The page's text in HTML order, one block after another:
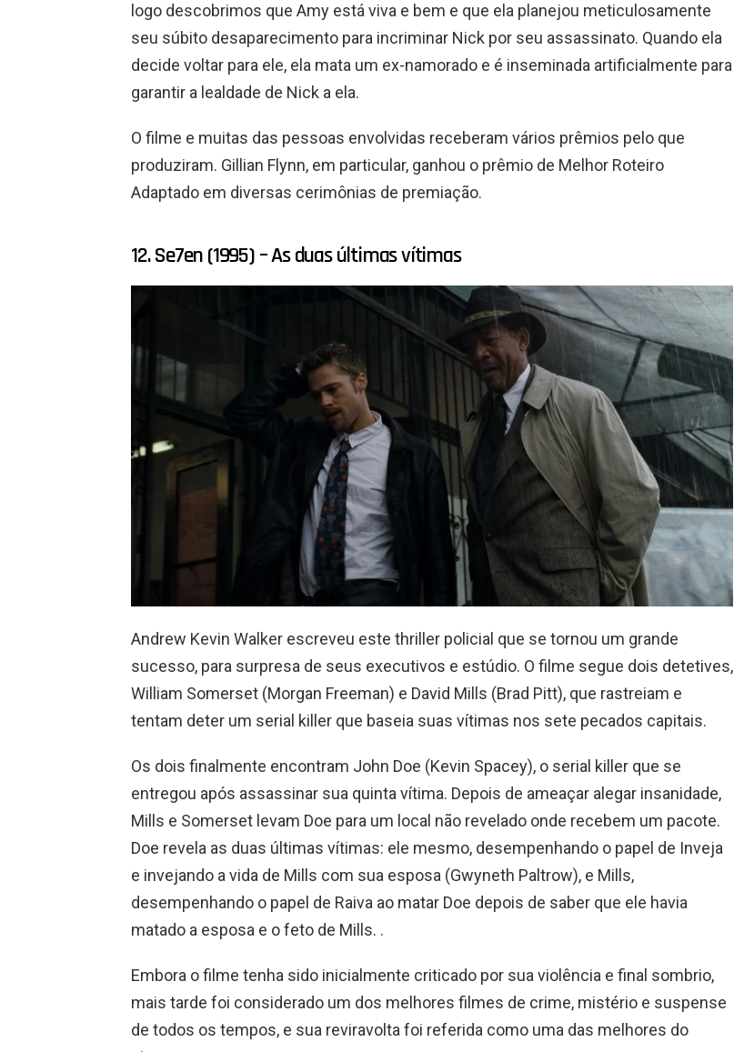
logo descobrimos que Amy está viva e bem e que ela planejou meticulosamente
seu súbito desaparecimento para incriminar Nick por seu assassinato. Quando ela
decide voltar para ele, ela mata um ex-namorado e é inseminada artificialmente para
garantir a lealdade de Nick a ela.
O filme e muitas das pessoas envolvidas receberam vários prêmios pelo que
produziram. Gillian Flynn, em particular, ganhou o prêmio de Melhor Roteiro
Adaptado em diversas cerimônias de premiação.
12. Se7en (1995) – As duas últimas vítimas
Andrew Kevin Walker escreveu este thriller policial que se tornou um grande
sucesso, para surpresa de seus executivos e estúdio. O filme segue dois detetives,
William Somerset (Morgan Freeman) e David Mills (Brad Pitt), que rastreiam e
tentam deter um serial killer que baseia suas vítimas nos sete pecados capitais.
Os dois finalmente encontram John Doe (Kevin Spacey), o serial killer que se
entregou após assassinar sua quinta vítima. Depois de ameaçar alegar insanidade,
Mills e Somerset levam Doe para um local não revelado onde recebem um pacote.
Doe revela as duas últimas vítimas: ele mesmo, desempenhando o papel de Inveja
e invejando a vida de Mills com sua esposa (Gwyneth Paltrow), e Mills,
desempenhando o papel de Raiva ao matar Doe depois de saber que ele havia
matado a esposa e o feto de Mills. .
Embora o filme tenha sido inicialmente criticado por sua violência e final sombrio,
mais tarde foi considerado um dos melhores filmes de crime, mistério e suspense
de todos os tempos, e sua reviravolta foi referida como uma das melhores do